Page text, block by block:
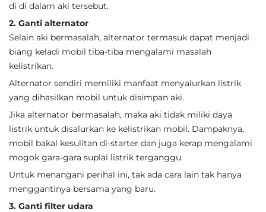
di di dalam aki tersebut.
2. Ganti alternator
Selain aki bermasalah, alternator termasuk dapat menjadi
biang keladi mobil tiba-tiba mengalami masalah
kelistrikan.
Alternator sendiri memiliki manfaat menyalurkan listrik
yang dihasilkan mobil untuk disimpan aki.
Jika alternator bermasalah, maka aki tidak miliki daya
listrik untuk disalurkan ke kelistrikan mobil. Dampaknya,
mobil bakal kesulitan di-starter dan juga kerap mengalami
mogok gara-gara suplai listrik terganggu.
Untuk menangani perihal ini, tak ada cara lain tak hanya
menggantinya bersama yang baru.
3. Ganti filter udara